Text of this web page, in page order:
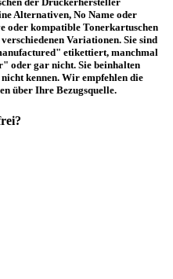
Alternativen, No Name oder
oder kompatible Tonerkartuschen
Variationen. Sie sind
etikettiert, manchmal
oder gar nicht. Sie beinhalten
kennen. Wir empfehlen die
über Ihre Bezugsquelle.
(per Paketmarke oder Abholung) ist
Paket bzw. 500,00€ pro Palette
die Rücksendekosten auf 10,71€
MwSt.). Diese werden vom
Sie die o. g. Werte nicht
auf eigene Kosten! Unter
Patronen verpacken?